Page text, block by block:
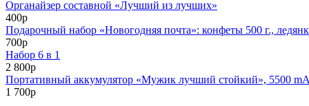
Органайзер составной «Лучший из лучших»
400р
Подарочный набор «Новогодняя почта»: конфеты 500 г.,
700р
Набор 6 в 1
2 800р
Портативный аккумулятор «Мужик лучший стойкий», 5500
1 700р